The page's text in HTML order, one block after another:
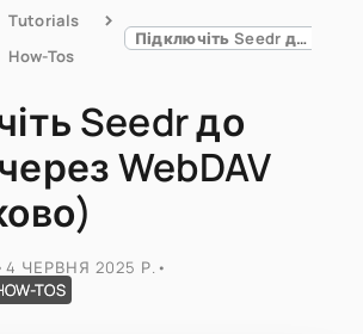
Tutorials
How-Tos
Підключіть Seedr до Jellyfin через WebDAV (покроково)
Seedr до
WebDAV
4 ЧЕРВНЯ 2025 Р. •
TOS